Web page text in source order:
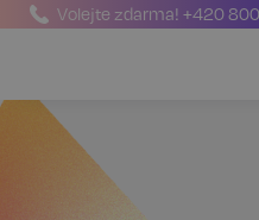
Volejte zdarma!+420